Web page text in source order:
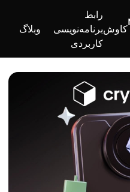
کاوش
رابط
برنامه‌نویسی
کاربردی
وبلاگ